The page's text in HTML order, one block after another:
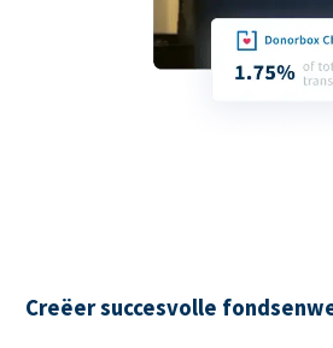
Creëer succesvolle